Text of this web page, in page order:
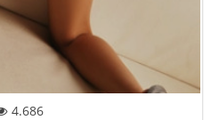
4.686